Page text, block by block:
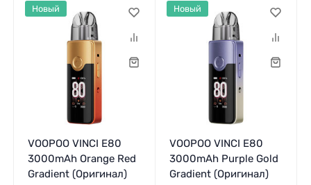
VOOPOO VINCI E80
3000mAh Orange Red
Gradient (Оригинал)
Новый
VOOPOO VINCI E80
3000mAh Purple Gold
Gradient (Оригинал)
Новый